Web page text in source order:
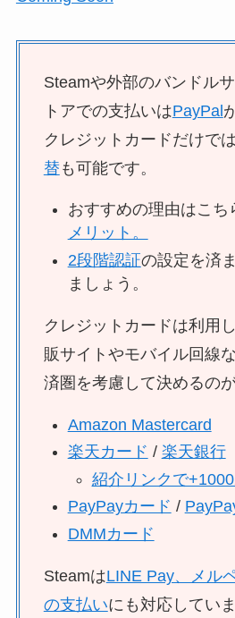
Steamや外部のバンドル
トアでの支払いはPayPal
クレジットカードだけで
替も可能です。
おすすめの理由はこち
メリット。
2段階認証の設定を済
ましょう。
クレジットカードは利用
販サイトやモバイル回線
済圏を考慮して決めるの
Amazon Mastercard
楽天カード / 楽天銀行
紹介リンクで
PayPayカード /
DMMカード
SteamはLINE Pay、メル
の支払いにも対応していま